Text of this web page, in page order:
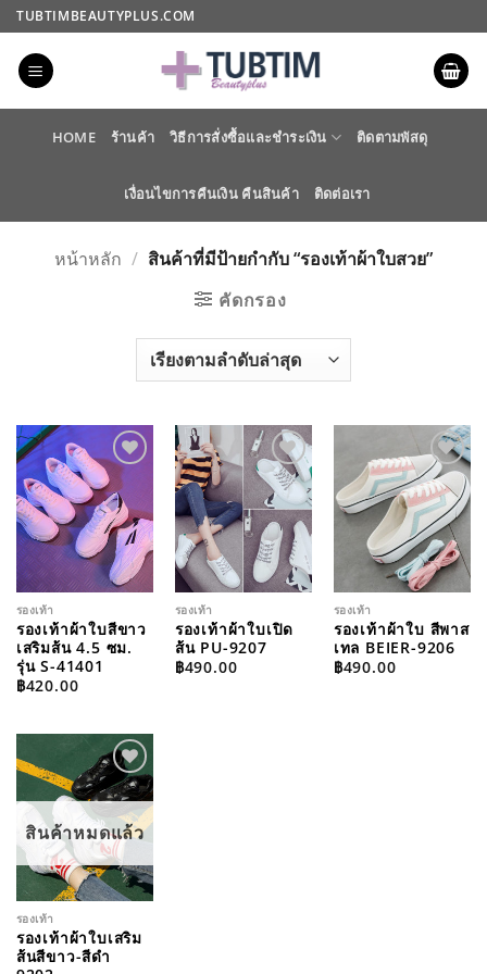
ข้าม
ไป
เนื้อหา
TUBTIMBEAUTYPLUS.COM
HOME ร้านค้า วิธีการสั่งซื้อและชำระเงิน ติดตามพัสดุ
เงื่อนไขการคืนเงิน คืนสินค้า ติดต่อเรา
หน้าหลัก / สินค้าที่มีป้ายกำกับ “รองเท้าผ้าใบสวย”
คัดกรอง
ADD TO
WISHLIST
รองเท้า
รองเท้าผ้าใบสีขาว
เสริมส้น 4.5 ซม.
รุ่น S-41401
฿420.00
ADD TO
WISHLIST
รองเท้า
รองเท้าผ้าใบเปิด
ส้น PU-9207
฿490.00
ADD TO
WISHLIST
รองเท้า
รองเท้าผ้าใบ สีพาส
เทล BEIER-9206
฿490.00
ADD TO
WISHLIST
สินค้าหมดแล้ว
รองเท้า
รองเท้าผ้าใบเสริม
ส้นสีขาว-สีดำ